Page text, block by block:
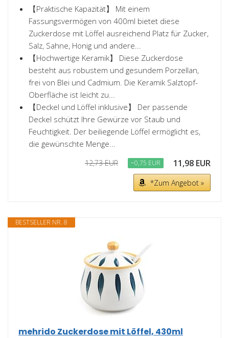
【Praktische Kapazität】 Mit einem
Fassungsvermögen von 400ml bietet diese
Zuckerdose mit Löffel ausreichend Platz für Zucker,
Salz, Sahne, Honig und andere...
【Hochwertige Keramik】 Diese Zuckerdose
besteht aus robustem und gesundem Porzellan,
frei von Blei und Cadmium. Die Keramik Salztopf-
Oberfläche ist leicht zu...
【Deckel und Löffel inklusive】 Der passende
Deckel schützt Ihre Gewürze vor Staub und
Feuchtigkeit. Der beiliegende Löffel ermöglicht es,
die gewünschte Menge...
12,73 EUR −0,75 EUR 11,98 EUR
*Zum Angebot »
BESTSELLER NR. 8
mehrido Zuckerdose mit Löffel, 430ml